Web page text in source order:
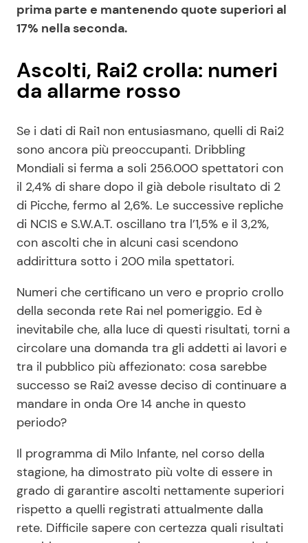
prima parte e mantenendo quote superiori al
17% nella seconda.
Ascolti, Rai2 crolla: numeri
da allarme rosso
Se i dati di Rai1 non entusiasmano, quelli di Rai2
sono ancora più preoccupanti. Dribbling
Mondiali si ferma a soli 256.000 spettatori con
il 2,4% di share dopo il già debole risultato di 2
di Picche, fermo al 2,6%. Le successive repliche
di NCIS e S.W.A.T. oscillano tra l’1,5% e il 3,2%,
con ascolti che in alcuni casi scendono
addirittura sotto i 200 mila spettatori.
Numeri che certificano un vero e proprio crollo
della seconda rete Rai nel pomeriggio. Ed è
inevitabile che, alla luce di questi risultati, torni a
circolare una domanda tra gli addetti ai lavori e
tra il pubblico più affezionato: cosa sarebbe
successo se Rai2 avesse deciso di continuare a
mandare in onda Ore 14 anche in questo
periodo?
Il programma di Milo Infante, nel corso della
stagione, ha dimostrato più volte di essere in
grado di garantire ascolti nettamente superiori
rispetto a quelli registrati attualmente dalla
rete. Difficile sapere con certezza quali risultati